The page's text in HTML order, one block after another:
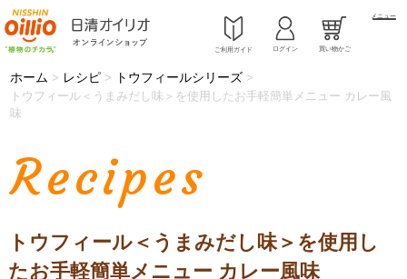
ご利用ガイド ログイン 買い物かご
メニュー
ホーム > レシピ > トウフィールシリーズ >
トウフィール＜うまみだし味＞を使用したお手軽簡単メニュー カレー風
味
Recipes
トウフィール＜うまみだし味＞を使用し
たお手軽簡単メニュー カレー風味